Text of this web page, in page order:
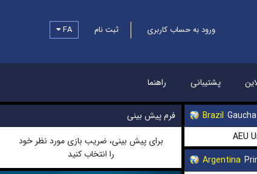
ورود به حساب کاربری ثبت نام FA
پشتیبانی راهنما
Brazil
AEU
Argentina
فرم پیش بینی
برای پیش بینی، ضریب بازی مورد نظر خود
را انتخاب کنید